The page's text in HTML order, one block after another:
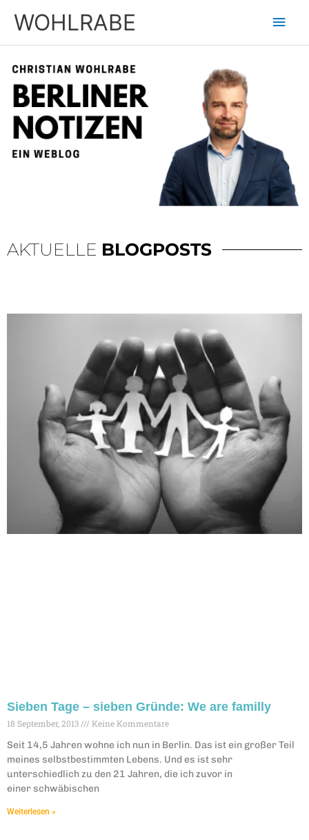
InhaltWOHLRABE
AKTUELLE BLOGPOSTS
Sieben Tage – sieben Gründe: We are familly
18 September, 2013 Keine Kommentare
Seit 14,5 Jahren wohne ich nun in Berlin. Das ist ein großer Teil
meines selbstbestimmten Lebens. Und es ist sehr
unterschiedlich zu den 21 Jahren, die ich zuvor in
einer schwäbischen
Weiterlesen »